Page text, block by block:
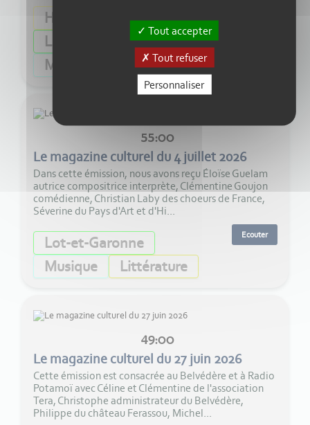
Histoire
Lot-et-Garonne
Musique
Littérature
55:00
Le magazine culturel du 4 juillet 2026
Dans cette émission, nous avons reçu Éloïse Guelam
autrice compositrice interprète, Clémentine Goujon
comédienne, Christian Laby des choeurs de France,
Séverine du Pays d'Art et d'Hi...
Lot-et-Garonne
Musique
Littérature
Ecouter
49:00
Le magazine culturel du 27 juin 2026
Cette émission est consacrée au Belvédère et à Radio
Potamoï avec Céline et Clémentine de l'association
Tera, Christophe administrateur du Belvédère,
Philippe du château Ferassou, Michel...
Tout accepter
Tout refuser
Personnaliser